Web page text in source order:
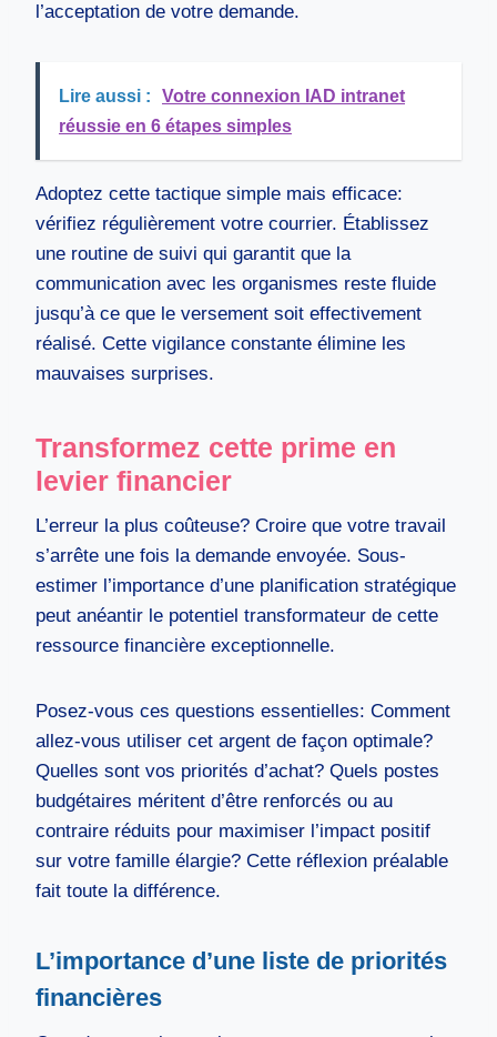
l’acceptation de votre demande.
Lire aussi :
Votre connexion IAD intranet
réussie en 6 étapes simples
Adoptez cette tactique simple mais efficace:
vérifiez régulièrement votre courrier. Établissez
une routine de suivi qui garantit que la
communication avec les organismes reste fluide
jusqu’à ce que le versement soit effectivement
réalisé. Cette vigilance constante élimine les
mauvaises surprises.
Transformez cette prime en
levier financier
L’erreur la plus coûteuse? Croire que votre travail
s’arrête une fois la demande envoyée. Sous-
estimer l’importance d’une planification stratégique
peut anéantir le potentiel transformateur de cette
ressource financière exceptionnelle.
Posez-vous ces questions essentielles: Comment
allez-vous utiliser cet argent de façon optimale?
Quelles sont vos priorités d’achat? Quels postes
budgétaires méritent d’être renforcés ou au
contraire réduits pour maximiser l’impact positif
sur votre famille élargie? Cette réflexion préalable
fait toute la différence.
L’importance d’une liste de priorités
financières